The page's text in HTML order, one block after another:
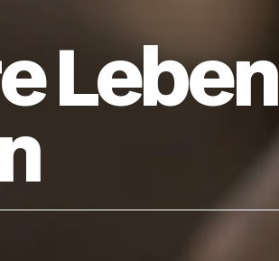
Leben